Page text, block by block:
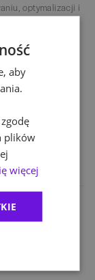
optymalizacji i
management -
na rynku,
aby
plików
więcej